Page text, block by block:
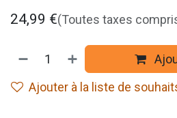
24,99 €(Toutes taxes
Ajouter à la liste de